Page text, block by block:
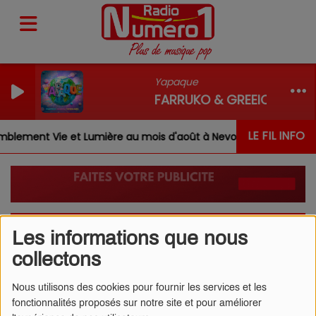
Les informations que nous
collectons
Nous utilisons des cookies pour fournir les services et les
fonctionnalités proposés sur notre site et pour améliorer
Yapaque
FARRUKO & GREEICY &
LE FIL INFO
Vie et Lumière au mois d'août à Nevoy Louis,
APPLICATION